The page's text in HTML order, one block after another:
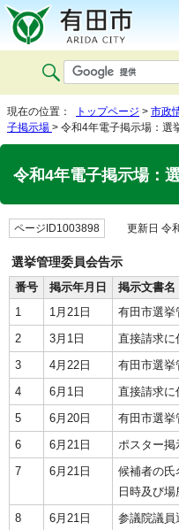
現在の位置： トップページ > 市政
子掲示場 > 令和4年電子掲示場：選
令和4年電子掲示場：
ページID1003898 更新日 令
選挙管理委員会告示
番号
掲示年月日
掲示文書名
1
1月21日
有田市選挙
2
3月1日
直接請求に
3
4月22日
有田市選挙
4
6月1日
直接請求に
5
6月20日
有田市選挙
6
6月21日
ポスター
7
6月21日
候補者の氏
日時及び場
8
6月21日
参議院議員